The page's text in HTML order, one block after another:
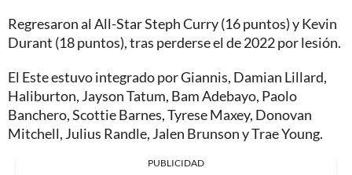
Regresaron al All-Star Steph Curry (16 puntos) y Kevin
Durant (18 puntos), tras perderse el de 2022 por lesión.
El Este estuvo integrado por Giannis, Damian Lillard,
Haliburton, Jayson Tatum, Bam Adebayo, Paolo
Banchero, Scottie Barnes, Tyrese Maxey, Donovan
Mitchell, Julius Randle, Jalen Brunson y Trae Young.
PUBLICIDAD